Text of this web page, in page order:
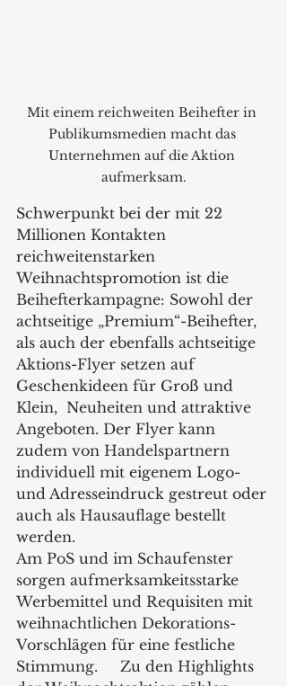
Mit einem reichweiten Beihefter in
Publikumsmedien macht das
Unternehmen auf die Aktion
aufmerksam.
Schwerpunkt bei der mit 22
Millionen Kontakten
reichweitenstarken
Weihnachtspromotion ist die
Beihefterkampagne: Sowohl der
achtseitige „Premium“-Beihefter,
als auch der ebenfalls achtseitige
Aktions-Flyer setzen auf
Geschenkideen für Groß und
Klein,  Neuheiten und attraktive
Angeboten. Der Flyer kann
zudem von Handelspartnern
individuell mit eigenem Logo-
und Adresseindruck gestreut oder
auch als Hausauflage bestellt
werden.
Am PoS und im Schaufenster
sorgen aufmerksamkeitsstarke
Werbemittel und Requisiten mit
weihnachtlichen Dekorations-
Vorschlägen für eine festliche
Stimmung.     Zu den Highlights